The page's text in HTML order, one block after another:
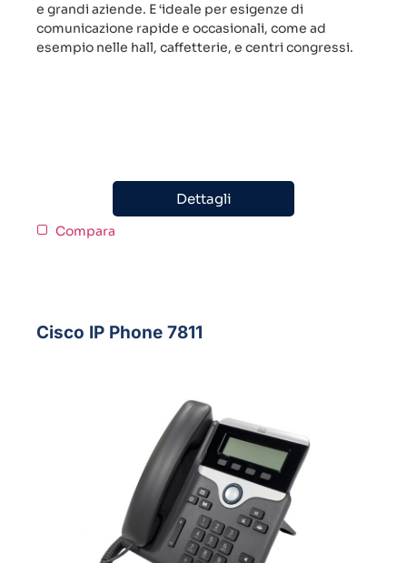
e grandi aziende. E ‘ideale per esigenze di
comunicazione rapide e occasionali, come ad
esempio nelle hall, caffetterie, e centri congressi.
Dettagli
Compara
Cisco IP Phone 7811